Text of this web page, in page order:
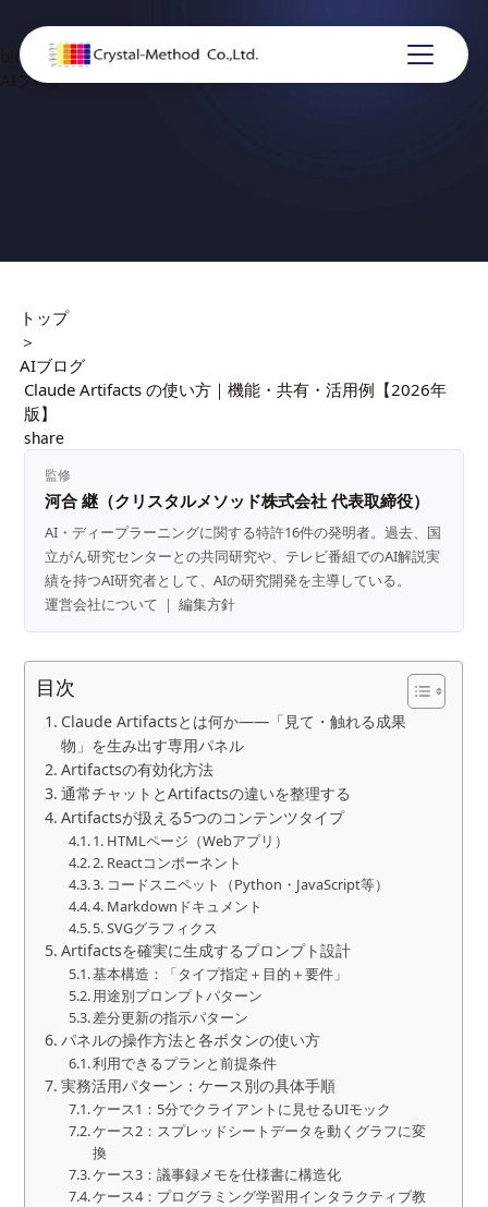
blog
AIブログ
トップ
＞
AIブログ
Claude Artifacts の使い方｜機能・共有・活用例【2026年
版】
share
監修
河合 継（クリスタルメソッド株式会社 代表取締役）
AI・ディープラーニングに関する特許16件の発明者。過去、国
立がん研究センターとの共同研究や、テレビ番組でのAI解説実
績を持つAI研究者として、AIの研究開発を主導している。
運営会社について ｜編集方針
目次
Claude Artifactsとは何か――「見て・触れる成果
物」を生み出す専用パネル
Artifactsの有効化方法
通常チャットとArtifactsの違いを整理する
Artifactsが扱える5つのコンテンツタイプ
1. HTMLページ（Webアプリ）
2. Reactコンポーネント
3. コードスニペット（Python・JavaScript等）
4. Markdownドキュメント
5. SVGグラフィクス
Artifactsを確実に生成するプロンプト設計
基本構造：「タイプ指定＋目的＋要件」
用途別プロンプトパターン
差分更新の指示パターン
パネルの操作方法と各ボタンの使い方
利用できるプランと前提条件
実務活用パターン：ケース別の具体手順
ケース1：5分でクライアントに見せるUIモック
ケース2：スプレッドシートデータを動くグラフに変
換
ケース3：議事録メモを仕様書に構造化
ケース4：プログラミング学習用インタラクティブ教